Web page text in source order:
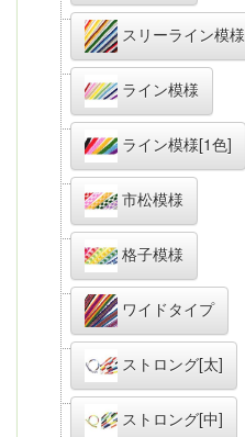
スリーライン模様
ライン模様
ライン模様[1色]
市松模様
格子模様
ワイドタイプ
ストロング[太]
ストロング[中]